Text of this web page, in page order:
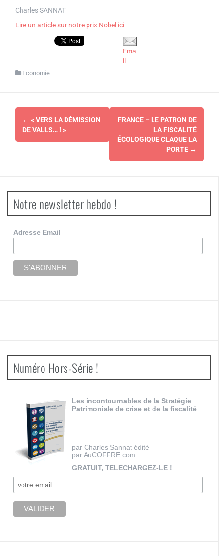
Charles SANNAT
Lire un article sur notre prix Nobel ici
Ema
il
Economie
Navigation
d'article
← « VERS LA DÉMISSION
DE VALLS… ! »
FRANCE – LE PATRON DE
LA FISCALITÉ
ÉCOLOGIQUE CLAQUE LA
PORTE →
Notre newsletter hebdo !
Adresse Email
Numéro Hors-Série !
Les incontournables de la Stratégie
Patrimoniale de crise et de la fiscalité
par Charles Sannat édité
par AuCOFFRE.com
GRATUIT, TELECHARGEZ-LE !